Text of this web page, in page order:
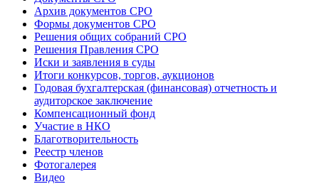
Архив документов СРО
Формы документов СРО
Решения общих собраний СРО
Решения Правления СРО
Иски и заявления в суды
Итоги конкурсов, торгов, аукционов
Годовая бухгалтерская (финансовая) отчетность и
аудиторское заключение
Компенсационный фонд
Участие в НКО
Благотворительность
Реестр членов
Фотогалерея
Видео